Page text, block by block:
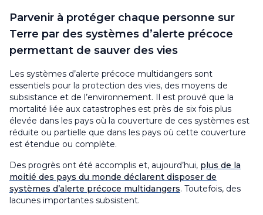
Parvenir à protéger chaque personne sur
Terre par des systèmes d’alerte précoce
permettant de sauver des vies
Les systèmes d’alerte précoce multidangers sont
essentiels pour la protection des vies, des moyens de
subsistance et de l’environnement. Il est prouvé que la
mortalité liée aux catastrophes est près de six fois plus
élevée dans les pays où la couverture de ces systèmes est
réduite ou partielle que dans les pays où cette couverture
est étendue ou complète.
Des progrès ont été accomplis et, aujourd’hui, plus de la
moitié des pays du monde déclarent disposer de
systèmes d’alerte précoce multidangers. Toutefois, des
lacunes importantes subsistent.